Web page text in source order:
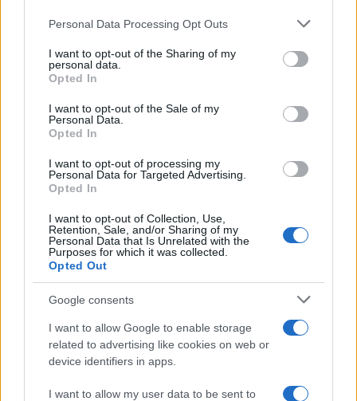
Please note that this website/app uses one or more Google
not limited to your visit or usage behaviour. You may click to
grant or deny consent to Google and its third-party tags to
use your data for below specified purposes in below Google
consent section.
Personal Data Processing Opt Outs
I want to opt-out of the Sharing of my
personal data.
Opted In
I want to opt-out of the Sale of my
Personal Data.
Opted In
I want to opt-out of processing my
Personal Data for Targeted Advertising.
Opted In
I want to opt-out of Collection, Use,
Retention, Sale, and/or Sharing of my
Personal Data that Is Unrelated with the
Purposes for which it was collected.
Opted Out
Google consents
I want to allow Google to enable storage
related to advertising like cookies on web or
device identifiers in apps.
I want to allow my user data to be sent to
Las ventas mundiales de Seat caen
Europa
6 marzo, 2020
Seat da el pistoletazo de salida al
proyecto Cenit VERDE
SEAT renueva la flota de la Guardia
Urbana de Barcelona
5 marzo, 2020